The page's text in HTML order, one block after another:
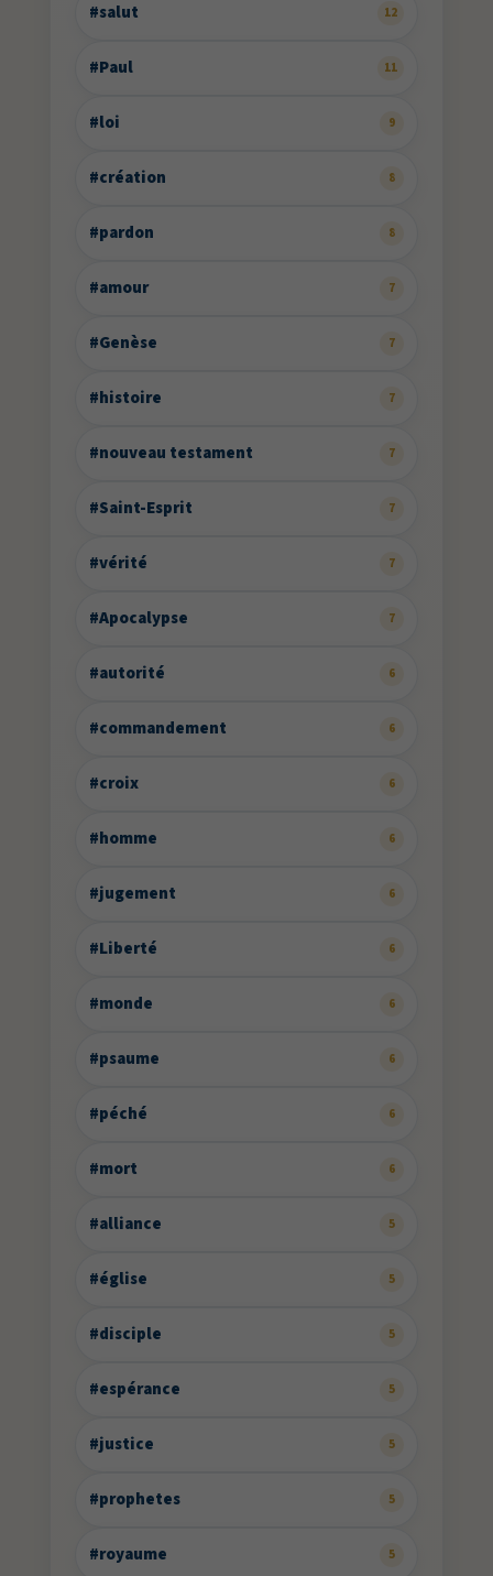
#salut 12
#Paul 11
#loi 9
#création 8
#pardon 8
#amour 7
#Genèse 7
#histoire 7
#nouveau testament 7
#Saint-Esprit 7
#vérité 7
#Apocalypse 7
#autorité 6
#commandement 6
#croix 6
#homme 6
#jugement 6
#Liberté 6
#monde 6
#psaume 6
#péché 6
#mort 6
#alliance 5
#église 5
#disciple 5
#espérance 5
#justice 5
#prophetes 5
#royaume 5